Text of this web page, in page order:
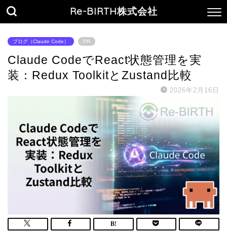
Re-BIRTH株式会社
ブログ（Claude Code） PR
Claude CodeでReact状態管理を実
装：Redux ToolkitとZustand比較
2026年2月16日